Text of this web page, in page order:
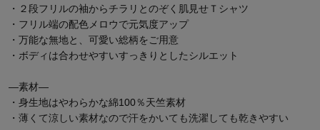
・２段フリルの袖からチラリとのぞく肌見せＴシャツ
・フリル端の配色メロウで元気度アップ
・万能な無地と、可愛い総柄をご用意
・ボディは合わせやすいすっきりとしたシルエット
―素材―
・身生地はやわらかな綿100％天竺素材
・薄くて涼しい素材なので汗をかいても洗濯しても乾きやすい